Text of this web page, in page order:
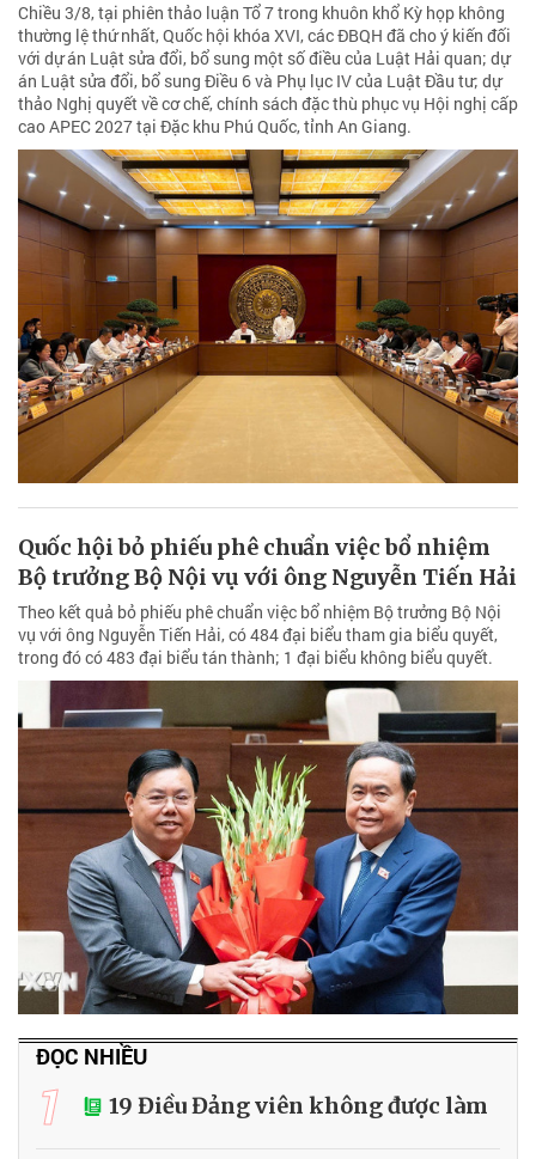
Chiều 3/8, tại phiên thảo luận Tổ 7 trong khuôn khổ Kỳ họp không
thường lệ thứ nhất, Quốc hội khóa XVI, các ĐBQH đã cho ý kiến đối
với dự án Luật sửa đổi, bổ sung một số điều của Luật Hải quan; dự
án Luật sửa đổi, bổ sung Điều 6 và Phụ lục IV của Luật Đầu tư; dự
thảo Nghị quyết về cơ chế, chính sách đặc thù phục vụ Hội nghị cấp
cao APEC 2027 tại Đặc khu Phú Quốc, tỉnh An Giang.
Quốc hội bỏ phiếu phê chuẩn việc bổ nhiệm
Bộ trưởng Bộ Nội vụ với ông Nguyễn Tiến Hải
Theo kết quả bỏ phiếu phê chuẩn việc bổ nhiệm Bộ trưởng Bộ Nội
vụ với ông Nguyễn Tiến Hải, có 484 đại biểu tham gia biểu quyết,
trong đó có 483 đại biểu tán thành; 1 đại biểu không biểu quyết.
ĐỌC NHIỀU
1 19 Điều Đảng viên không được làm